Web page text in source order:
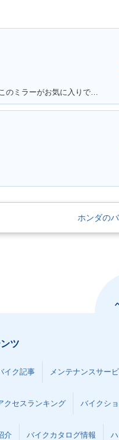
SUPER
VTEC R
2008年 CB400
FOUR HYPER
特別・限定仕様
満足ポイント:足つきが良いところです！このミラーがお気に入りです。
ホンダの
ツ
イク記事 メンテナンスサー
クセスランキング バイクシ
介 バイクカタログ情報